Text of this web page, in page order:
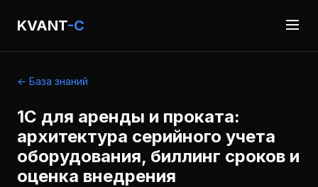
KVANT-C
← База знаний
1С для аренды и проката:
архитектура серийного учета
оборудования, биллинг сроков и
оценка внедрения